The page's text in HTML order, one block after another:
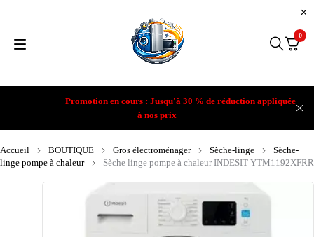
Promotion en cours : Jusqu'à 30 % de réduction appliquée
à nos prix
0
Accueil BOUTIQUE Gros électroménager Sèche-linge
Sèche-
linge pompe à chaleur
Sèche linge pompe à chaleur INDESIT YTM1192XFRR